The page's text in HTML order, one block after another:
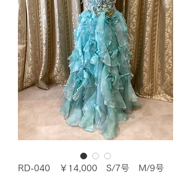
RD-040 ￥14,000 S/7号 M/9号